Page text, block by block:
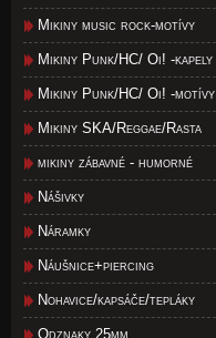
Mikiny music rock-motívy
Mikiny Punk/HC/ Oi! -kapely
Mikiny Punk/HC/ Oi! -motívy
Mikiny SKA/Reggae/Rasta
mikiny zábavné - humorné
Nášivky
Náramky
Náušnice+piercing
Nohavice/kapsáče/tepláky
Odznaky 25mm